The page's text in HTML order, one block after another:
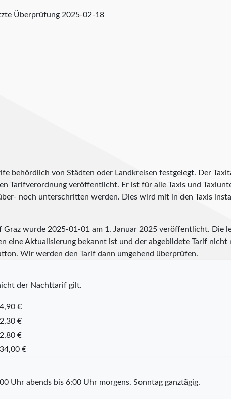
Überprüfung 2025-02-18
behördlich von Städten oder Landkreisen festgelegt. Der
Tarifverordnung veröffentlicht. Er ist für alle Taxis und
noch unterschritten werden. Dies wird mit in den Taxis
Graz wurde 2025-01-01 am 1. Januar 2025 veröffentlicht. Die
eine Aktualisierung bekannt ist und der abgebildete Tarif nicht
Wir werden den Tarif dann umgehend überprüfen.
der Nachttarif gilt.
4,90 €
2,30 €
2,80 €
34,00 €
Uhr abends bis 6:00 Uhr morgens. Sonntag ganztägig.